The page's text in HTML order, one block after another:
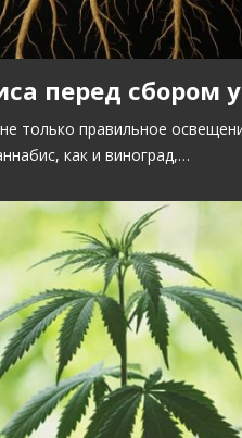
перед сбором
только правильное
как и виноград,…